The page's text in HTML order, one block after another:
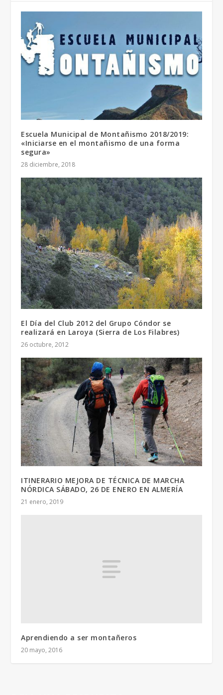
Escuela Municipal de Montañismo 2018/2019:
«Iniciarse en el montañismo de una forma
segura»
28 diciembre, 2018
El Día del Club 2012 del Grupo Cóndor se
realizará en Laroya (Sierra de Los Filabres)
26 octubre, 2012
ITINERARIO MEJORA DE TÉCNICA DE MARCHA
NÓRDICA SÁBADO, 26 DE ENERO EN ALMERÍA
21 enero, 2019
Aprendiendo a ser montañeros
20 mayo, 2016